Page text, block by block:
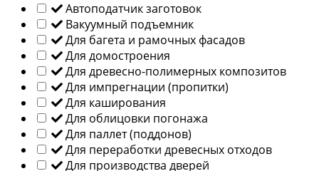
Автоподатчик заготовок
Вакуумный подъемник
Для багета и рамочных фасадов
Для домостроения
Для древесно-полимерных композитов
Для импрегнации (пропитки)
Для каширования
Для облицовки погонажа
Для паллет (поддонов)
Для переработки древесных отходов
Для производства дверей